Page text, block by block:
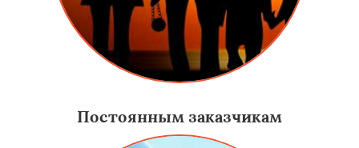
Постоянным заказчикам